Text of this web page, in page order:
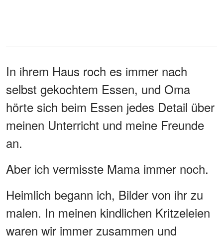
In ihrem Haus roch es immer nach
selbst gekochtem Essen, und Oma
hörte sich beim Essen jedes Detail über
meinen Unterricht und meine Freunde
an.
Aber ich vermisste Mama immer noch.
Heimlich begann ich, Bilder von ihr zu
malen. In meinen kindlichen Kritzeleien
waren wir immer zusammen und